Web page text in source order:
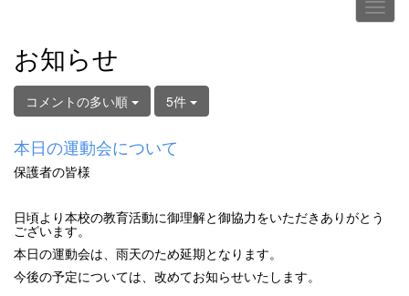
お知らせ
コメントの多い順 5件
本日の運動会について
保護者の皆様
日頃より本校の教育活動に御理解と御協力をいただきありがとう
ございます。
本日の運動会は、雨天のため延期となります。
今後の予定については、改めてお知らせいたします。